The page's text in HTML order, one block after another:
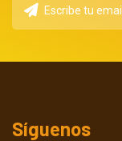
Síguenos